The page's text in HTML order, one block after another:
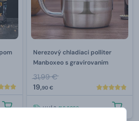
Nerezový chladiaci polliter
Manboxeo s gravírovaním
31,99 €
19,90 €
U VÁS:11.8.2026